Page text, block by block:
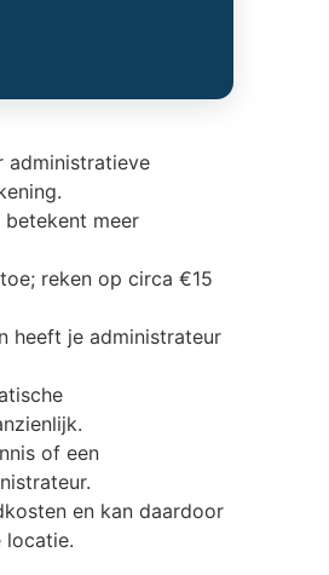
administratieve
meer
reken op circa €15
heeft je administrateur
of een
en kan daardoor
locatie.